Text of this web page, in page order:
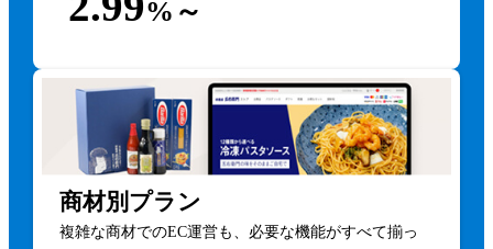
%～
商材別プラン
複雑な商材でのEC運営も、必要な機能がすべて揃っ